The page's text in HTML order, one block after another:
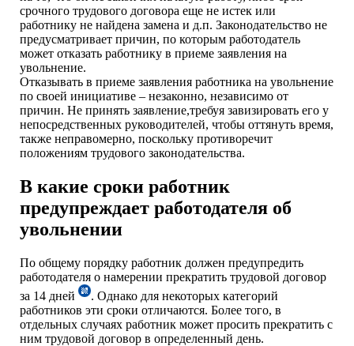
срочного трудового договора еще не истек или
работнику не найдена замена и д.п. Законодательство не
предусматривает причин, по которым работодатель
может отказать работнику в приеме заявления на
увольнение.
Отказывать в приеме заявления работника на увольнение
по своей инициативе – незаконно, независимо от
причин. Не принять заявление,требуя завизировать его у
непосредственных руководителей, чтобы оттянуть время,
также неправомерно, поскольку противоречит
положениям трудового законодательства.
В какие сроки работник
предупреждает работодателя об
увольнении
По общему порядку работник должен предупредить
работодателя о намерении прекратить трудовой договор
за 14 дней
. Однако для некоторых категорий
работников эти сроки отличаются. Более того, в
отдельных случаях работник может просить прекратить с
ним трудовой договор в определенный день.